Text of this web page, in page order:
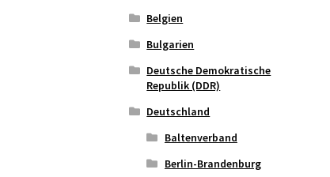
Belgien
Bulgarien
Deutsche Demokratische
Republik (DDR)
Deutschland
Baltenverband
Berlin-Brandenburg